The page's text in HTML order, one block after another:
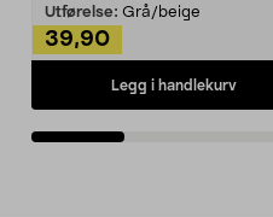
Utførelse: Grå/beige
39,90
Legg i handlekurv